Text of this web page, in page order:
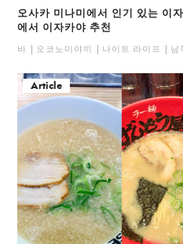
오사카 미나미에서 인기 있는 이
에서 이자카야 추천
바 오코노미야끼 나이트 라이프 남
Article